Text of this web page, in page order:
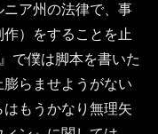
ア州の法律で、事
）をすることを止
で僕は脚本を書いた
らませようがない
もうかなり無理矢